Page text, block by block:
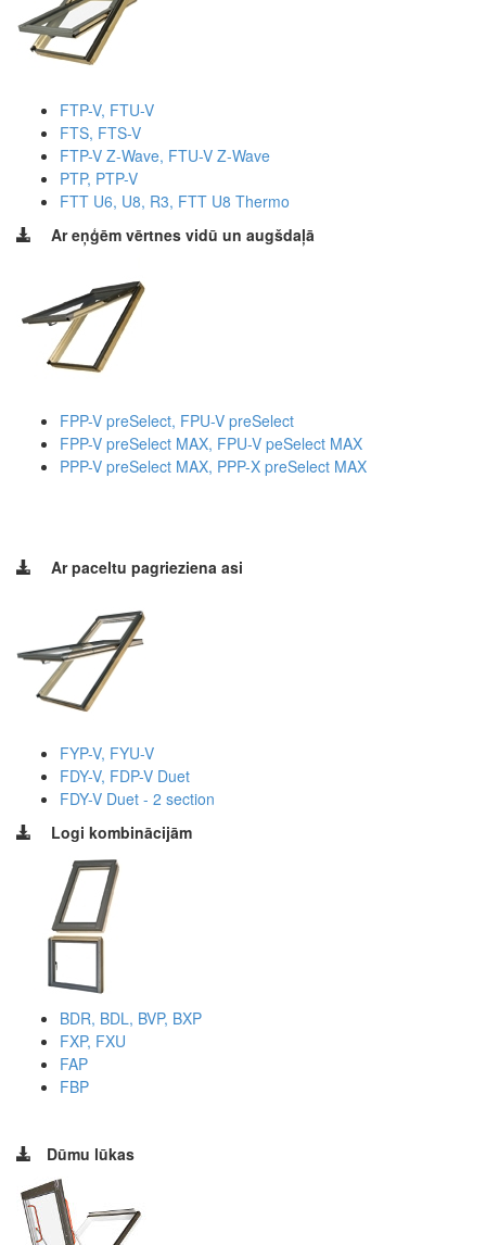
FTP-V, FTU-V
FTS, FTS-V
FTP-V Z-Wave, FTU-V Z-Wave
PTP, PTP-V
FTT U6, U8, R3, FTT U8 Thermo
Ar eņģēm vērtnes vidū un augšdaļā
FPP-V preSelect, FPU-V preSelect
FPP-V preSelect MAX, FPU-V peSelect MAX
PPP-V preSelect MAX, PPP-X preSelect MAX
Ar paceltu pagrieziena asi
FYP-V, FYU-V
FDY-V, FDP-V Duet
FDY-V Duet - 2 section
Logi kombinācijām
BDR, BDL, BVP, BXP
FXP, FXU
FAP
FBP
Dūmu lūkas